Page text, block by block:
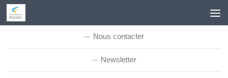
Skip to content
Nous contacter
Newsletter